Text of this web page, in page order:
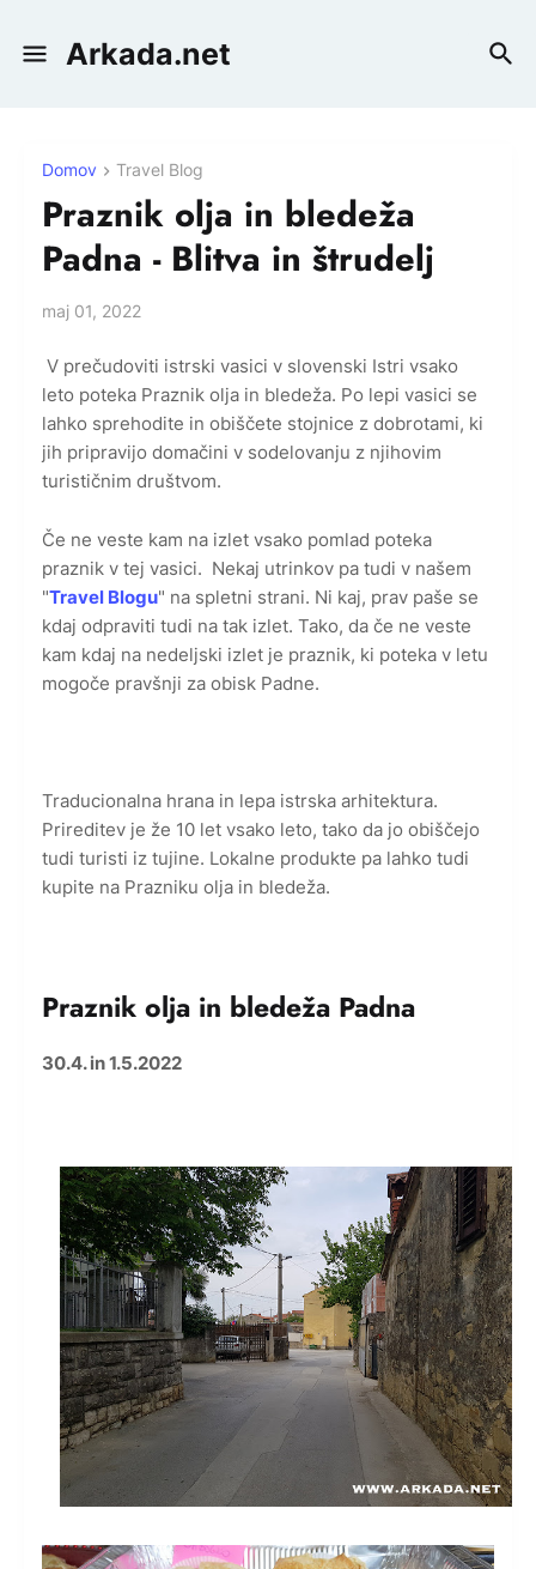
Arkada.net
Domov Travel Blog
Praznik olja in bledeža
Padna - Blitva in štrudelj
maj 01, 2022
V prečudoviti istrski vasici v slovenski Istri vsako
leto poteka Praznik olja in bledeža. Po lepi vasici se
lahko sprehodite in obiščete stojnice z dobrotami, ki
jih pripravijo domačini v sodelovanju z njihovim
turističnim društvom.
Če ne veste kam na izlet vsako pomlad poteka
praznik v tej vasici. Nekaj utrinkov pa tudi v našem
"Travel Blogu" na spletni strani. Ni kaj, prav paše se
kdaj odpraviti tudi na tak izlet. Tako, da če ne veste
kam kdaj na nedeljski izlet je praznik, ki poteka v letu
mogoče pravšnji za obisk Padne.
Traducionalna hrana in lepa istrska arhitektura.
Prireditev je že 10 let vsako leto, tako da jo obiščejo
tudi turisti iz tujine. Lokalne produkte pa lahko tudi
kupite na Prazniku olja in bledeža.
Praznik olja in bledeža Padna
30.4. in 1.5.2022